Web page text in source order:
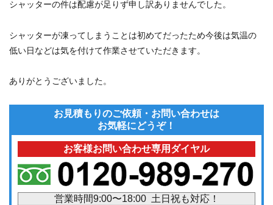
シャッターの件は配慮が足りず申し訳ありませんでした。
シャッターが凍ってしまうことは初めてだったため今後は気温の
低い日などは気を付けて作業させていただきます。
ありがとうございました。
お見積もりのご依頼・お問い合わせは
お気軽にどうぞ！
お客様お問い合わせ専用ダイヤル
営業時間9:00〜18:00 土日祝も対応！